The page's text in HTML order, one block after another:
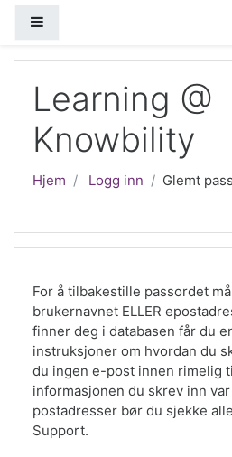
Learning @
Knowbility
Hjem Logg inn
Glemt
For å tilbakestille passordet
brukernavnet ELLER
finner deg i databasen får du
instruksjoner om hvordan du
du ingen e-post innen rimelig
informasjonen du skrev inn
postadresser bør du sjekke
Support.